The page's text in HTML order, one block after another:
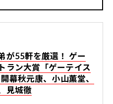
が55軒を厳選！ ゲー
ラン大賞「ゲーテイス
幕――秋元康、小山薫堂、
見城徹